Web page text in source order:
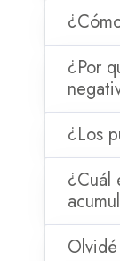
¿Por
¿Los
¿Cuál